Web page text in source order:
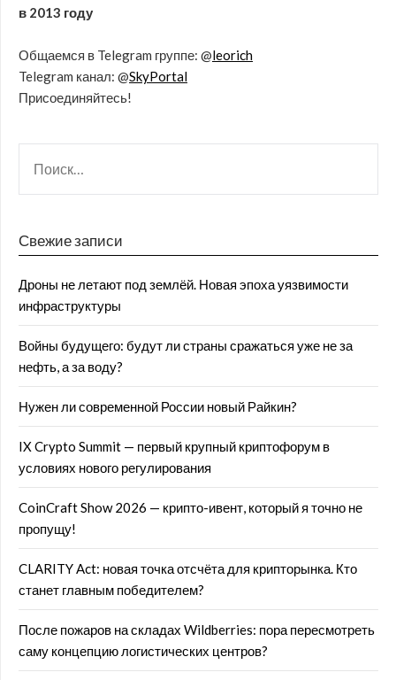
в 2013 году
Общаемся в Telegram группе: @leorich
Telegram канал: @SkyPortal
Присоединяйтесь!
Свежие записи
Дроны не летают под землёй. Новая эпоха уязвимости
инфраструктуры
Войны будущего: будут ли страны сражаться уже не за
нефть, а за воду?
Нужен ли современной России новый Райкин?
IX Crypto Summit — первый крупный криптофорум в
условиях нового регулирования
CoinCraft Show 2026 — крипто-ивент, который я точно не
пропущу!
CLARITY Act: новая точка отсчёта для крипторынка. Кто
станет главным победителем?
После пожаров на складах Wildberries: пора пересмотреть
саму концепцию логистических центров?